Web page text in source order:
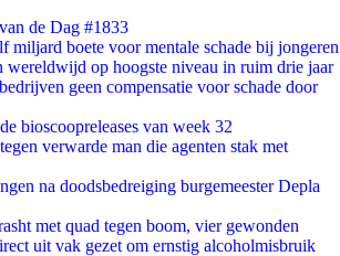
de Dag #1833
miljard boete voor mentale schade bij jongeren
wereldwijd op hoogste niveau in ruim drie jaar
geen compensatie voor schade door
bioscoopreleases van week 32
verwarde man die agenten stak met
na doodsbedreiging burgemeester Depla
met quad tegen boom, vier gewonden
uit vak gezet om ernstig alcoholmisbruik